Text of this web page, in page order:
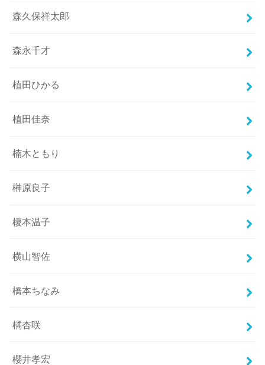
森久保祥太郎
森永千才
植田ひかる
植田佳奈
楠木ともり
榊原良子
榎本温子
横山智佐
橋本ちなみ
橘杏咲
櫻井孝宏